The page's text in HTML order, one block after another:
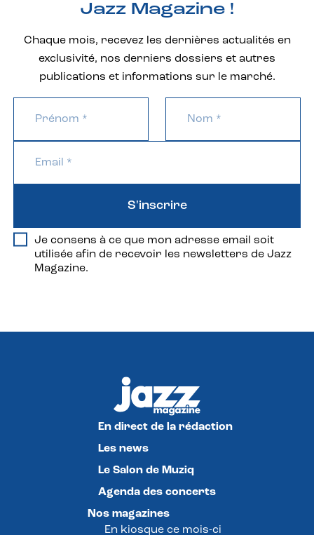
Jazz Magazine !
Chaque mois, recevez les dernières actualités en
exclusivité, nos derniers dossiers et autres
publications et informations sur le marché.
Je consens à ce que mon adresse email soit
utilisée afin de recevoir les newsletters de Jazz
Magazine.
S'inscrire
En direct de la rédaction
Les news
Le Salon de Muziq
Agenda des concerts
Nos magazines
En kiosque ce mois-ci